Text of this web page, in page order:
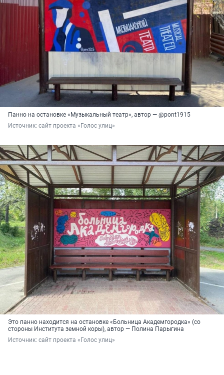
Панно на остановке «Музыкальный театр», автор — @pont1915
Источник: сайт проекта «Голос улиц»
Это панно находится на остановке «Больница Академгородка» (со
стороны Института земной коры), автор — Полина Парыгина
Источник: сайт проекта «Голос улиц»